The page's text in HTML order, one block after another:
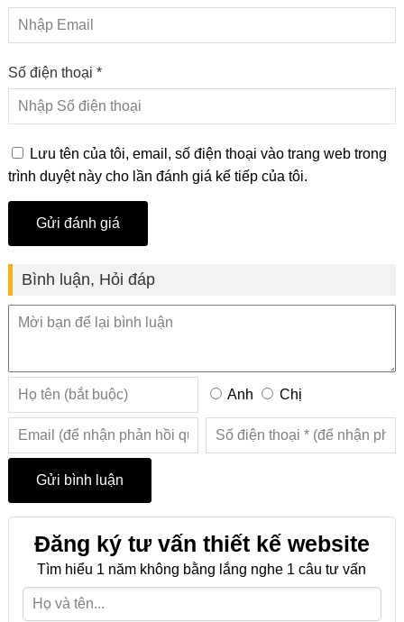
Số điện thoại *
Lưu tên của tôi, email, số điện thoại vào trang web trong
trình duyệt này cho lần đánh giá kế tiếp của tôi.
Bình luận, Hỏi đáp
Anh Chị
Đăng ký tư vấn thiết kế website
Tìm hiểu 1 năm không bằng lắng nghe 1 câu tư vấn